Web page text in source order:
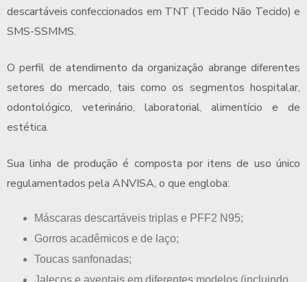
descartáveis confeccionados em TNT (Tecido Não Tecido) e
SMS-SSMMS.
O perfil de atendimento da organização abrange diferentes
setores do mercado, tais como os segmentos hospitalar,
odontológico, veterinário, laboratorial, alimentício e de
estética.
Sua linha de produção é composta por itens de uso único
regulamentados pela ANVISA, o que engloba:
máscaras descartáveis triplas e PFF2 N95;
gorros acadêmicos e de laço;
toucas sanfonadas;
jalecos e aventais em diferentes modelos (incluindo